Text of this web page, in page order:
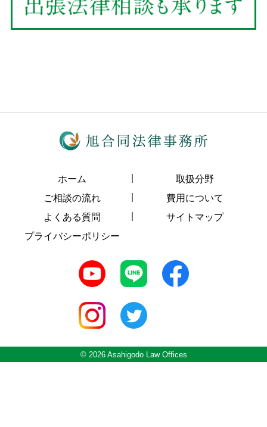
ホーム
取扱分野
ご相談の流れ
費用について
よくある質問
サイトマップ
プライバシーポリシー
© 2026 Asahigodo Law Offices